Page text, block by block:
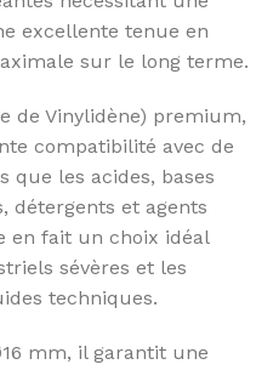
excellente tenue en
sur le long terme.
de Vinylidène) premium,
compatibilité avec de
que les acides, bases
détergents et agents
en fait un choix idéal
sévères et les
techniques.
mm, il garantit une